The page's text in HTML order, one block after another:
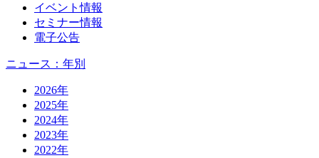
イベント情報
セミナー情報
電子公告
ニュース：年別
2026年
2025年
2024年
2023年
2022年